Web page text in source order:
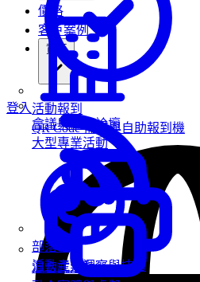
活動報到
QR Code 掃描與自助報到機
會議與高峰論壇
大型專業活動
混合式活動
價格
客戶案例
資源
部落格
活動產業洞察與技巧
登入